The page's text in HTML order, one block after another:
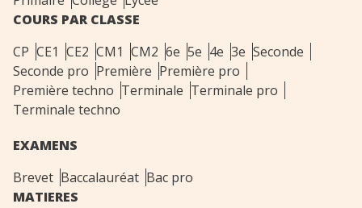
COURS PAR CLASSE
CP CE1 CE2 CM1 CM2 6e 5e 4e 3e Seconde
Seconde pro Première Première pro
Première techno Terminale Terminale pro
Terminale techno
EXAMENS
Brevet Baccalauréat Bac pro
MATIERES